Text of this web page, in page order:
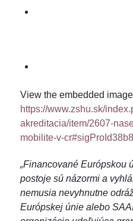
View the embedded
https://www.zshu.sk/
akreditacia/item/2607-
mobilite-v-
„Financované Európskou
postoje sú názormi a
nemusia nevyhnutne
Európskej únie alebo